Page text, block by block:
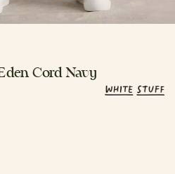
Cord Navy